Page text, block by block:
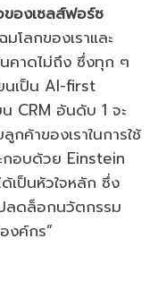
องเซลส์ฟอร์ซ
โลกของเราและ
คาดไม่ถึง ซึ่งทุก ๆ
นเป็น AI-first
CRM อันดับ 1 จะ
กค้าของเราในการใช้
กอบด้วย Einstein
เป็นหัวใจหลัก ซึ่ง
ลดล็อกนวัตกรรม
งค์กร”